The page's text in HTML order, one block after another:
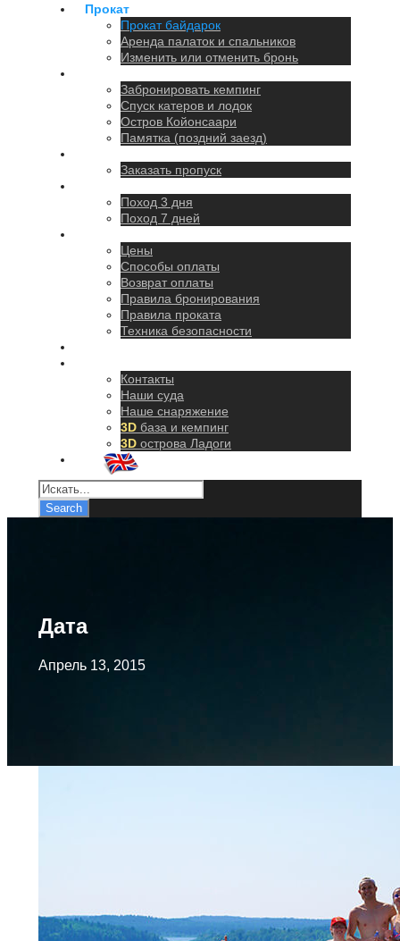
Прокат
Прокат байдарок
Аренда палаток и спальников
Изменить или отменить бронь
Забронировать кемпинг
Спуск катеров и лодок
Остров Койонсаари
Памятка (поздний заезд)
Заказать пропуск
Поход 3 дня
Поход 7 дней
Цены
Способы оплаты
Возврат оплаты
Правила бронирования
Правила проката
Техника безопасности
Контакты
Наши суда
Наше снаряжение
3D база и кемпинг
3D острова Ладоги
Дата
Апрель 13, 2015